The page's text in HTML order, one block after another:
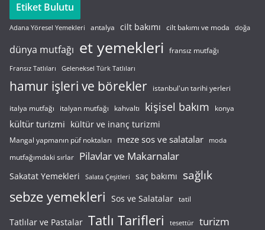
Etiket Bulutu
Adana Yöresel Yemekleri antalya cilt bakımı cilt bakımı ve moda doğa
dünya mutfağı et yemekleri fransız mutfağı
Fransız Tatlıları Geleneksel Türk Tatlıları
hamur işleri ve börekler istanbul'un tarihi yerleri
italya mutfağı italyan mutfağı kahvaltı kişisel bakım konya
kültür turizmi kültür ve inanç turizmi
Mangal yapmanın püf noktaları meze sos ve salatalar moda
mutfağımdaki sırlar Pilavlar ve Makarnalar
Sakatat Yemekleri Salata Çeşitleri saç bakımı sağlık
sebze yemekleri Sos ve Salatalar tatil
Tatlılar ve Pastalar Tatlı Tarifleri tesettür turizm